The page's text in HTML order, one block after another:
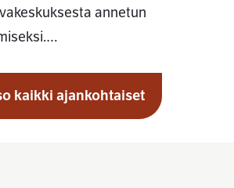
annetun
kaikki ajankohtaiset